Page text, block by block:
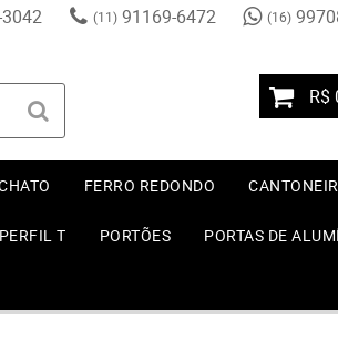
(11)91169-6472 (16)
R$
FERRO REDONDO
T PORTÕES PORTAS DE